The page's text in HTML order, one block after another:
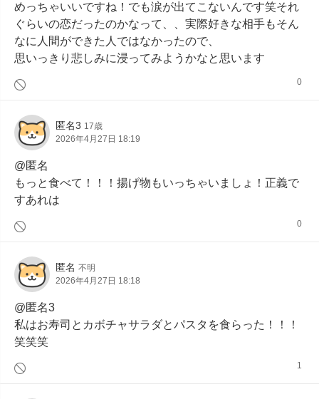
めっちゃいいですね！でも涙が出てこないんです笑それ
ぐらいの恋だったのかなって、、実際好きな相手もそん
なに人間ができた人ではなかったので、
思いっきり悲しみに浸ってみようかなと思います
0
匿名3 17歳
2026年4月27日 18:19
@匿名
もっと食べて！！！揚げ物もいっちゃいましょ！正義で
すあれは
0
匿名 不明
2026年4月27日 18:18
@匿名3
私はお寿司とカボチャサラダとパスタを食らった！！！
笑笑笑
1